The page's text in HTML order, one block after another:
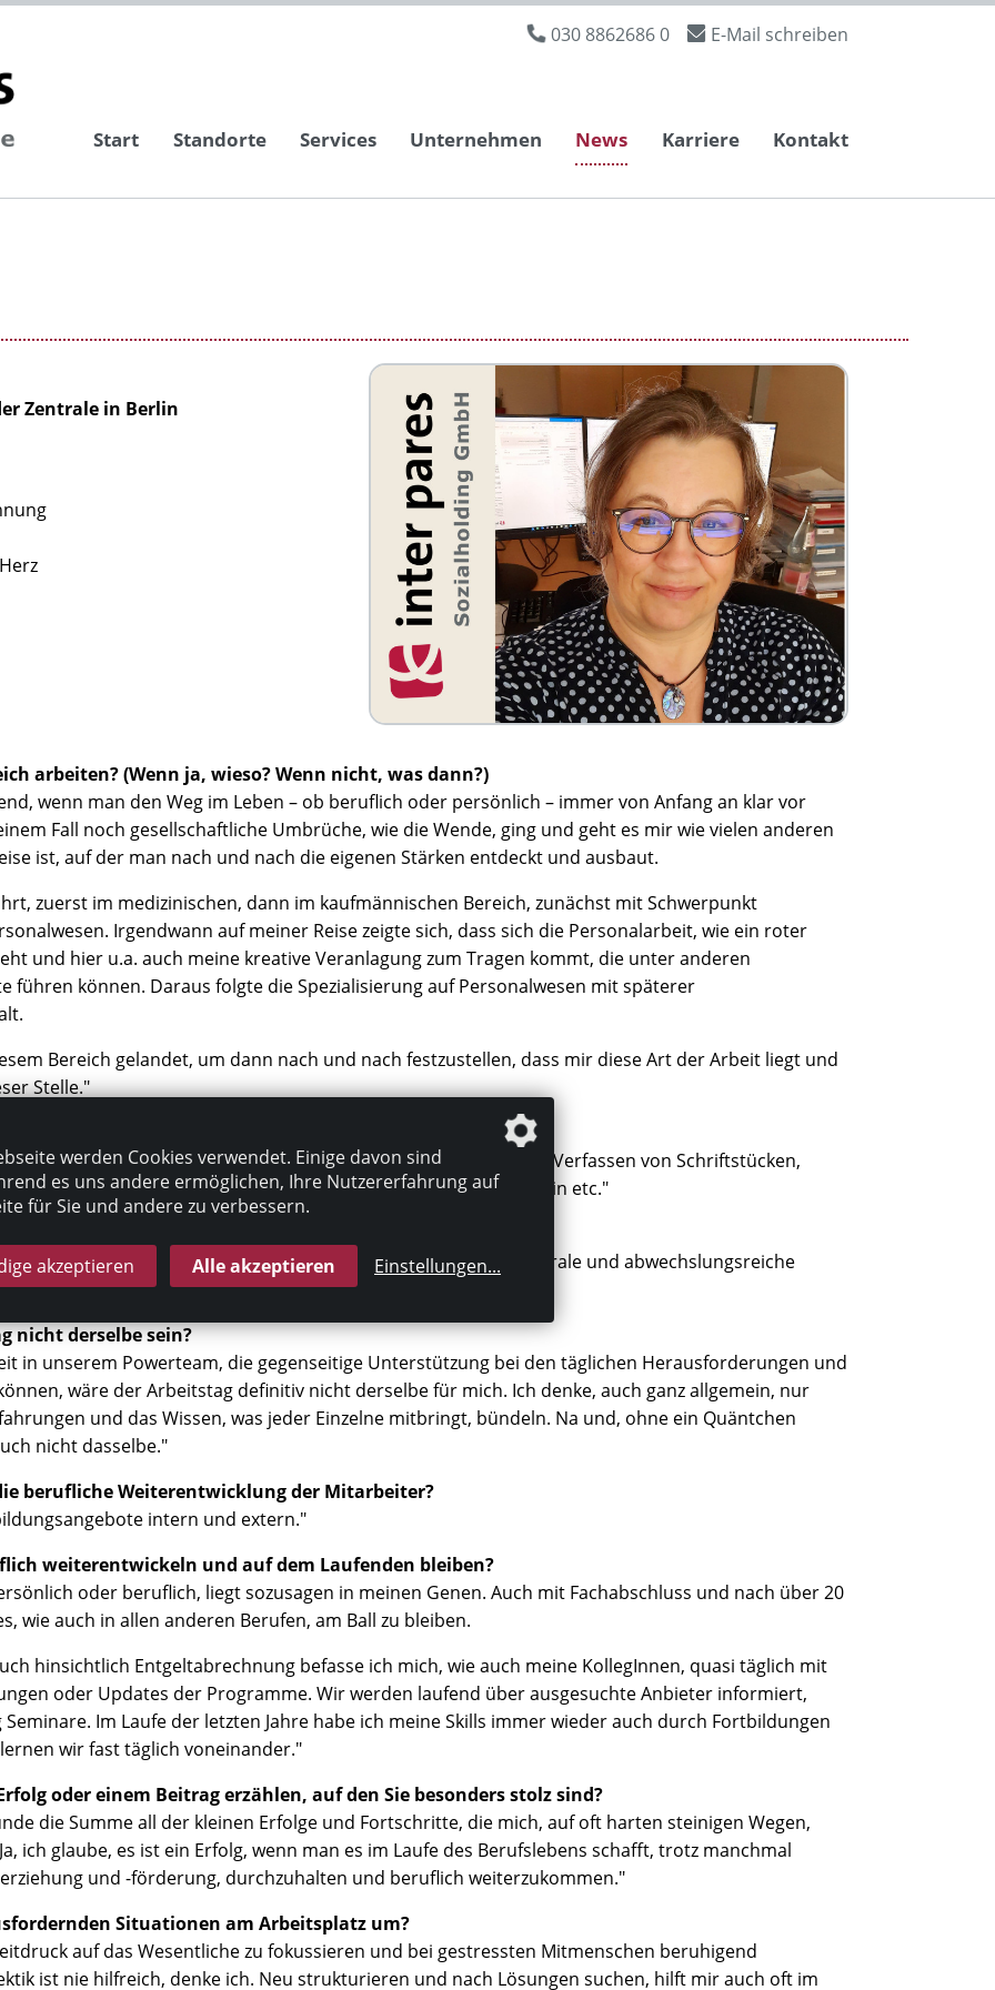
030 8862686 0 E-Mail schreiben
Start Standorte Services Unternehmen News Karriere Kontakt
Zentrale in Berlin
arbeiten? (Wenn ja, wieso? Wenn nicht, was dann?)
wenn man den Weg im Leben – ob beruflich oder persönlich – immer von Anfang an klar vor
Fall noch gesellschaftliche Umbrüche, wie die Wende, ging und geht es mir wie vielen anderen
ist, auf der man nach und nach die eigenen Stärken entdeckt und ausbaut.
zuerst im medizinischen, dann im kaufmännischen Bereich, zunächst mit Schwerpunkt
Irgendwann auf meiner Reise zeigte sich, dass sich die Personalarbeit, wie ein roter
und hier u.a. auch meine kreative Veranlagung zum Tragen kommt, die unter anderen
führen können. Daraus folgte die Spezialisierung auf Personalwesen mit späterer
Bereich gelandet, um dann nach und nach festzustellen, dass mir diese Art der Arbeit liegt und
Stelle."
Administration, Korrespondenz mit den Behörden, Verfassen von Schriftstücken,
der einzelnen Häuser, für die ich zuständig bin etc."
zu ihrem Arbeitsplatz kommen?
im Büro, meine lieben Kolleginnen und Kollegen in der Zentrale und abwechslungsreiche
nicht derselbe sein?
in unserem Powerteam, die gegenseitige Unterstützung bei den täglichen Herausforderungen und
wäre der Arbeitstag definitiv nicht derselbe für mich. Ich denke, auch ganz allgemein, nur
und das Wissen, was jeder Einzelne mitbringt, bündeln. Na und, ohne ein Quäntchen
nicht dasselbe."
berufliche Weiterentwicklung der Mitarbeiter?
intern und extern."
weiterentwickeln und auf dem Laufenden bleiben?
oder beruflich, liegt sozusagen in meinen Genen. Auch mit Fachabschluss und nach über 20
wie auch in allen anderen Berufen, am Ball zu bleiben.
hinsichtlich Entgeltabrechnung befasse ich mich, wie auch meine KollegInnen, quasi täglich mit
oder Updates der Programme. Wir werden laufend über ausgesuchte Anbieter informiert,
Im Laufe der letzten Jahre habe ich meine Skills immer wieder auch durch Fortbildungen
wir fast täglich voneinander."
oder einem Beitrag erzählen, auf den Sie besonders stolz sind?
die Summe all der kleinen Erfolge und Fortschritte, die mich, auf oft harten steinigen Wegen,
ich glaube, es ist ein Erfolg, wenn man es im Laufe des Berufslebens schafft, trotz manchmal
und -förderung, durchzuhalten und beruflich weiterzukommen."
Situationen am Arbeitsplatz um?
auf das Wesentliche zu fokussieren und bei gestressten Mitmenschen beruhigend
ist nie hilfreich, denke ich. Neu strukturieren und nach Lösungen suchen, hilft mir auch oft im
werden Cookies verwendet. Einige davon sind
es uns andere ermöglichen, Ihre Nutzererfahrung auf
für Sie und andere zu verbessern.
akzeptieren Alle akzeptieren Einstellungen...